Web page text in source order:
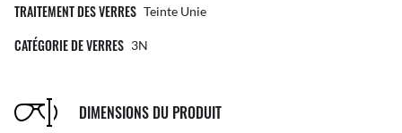
TRAITEMENT DES VERRES Teinte Unie
CATÉGORIE DE VERRES 3N
DIMENSIONS DU PRODUIT